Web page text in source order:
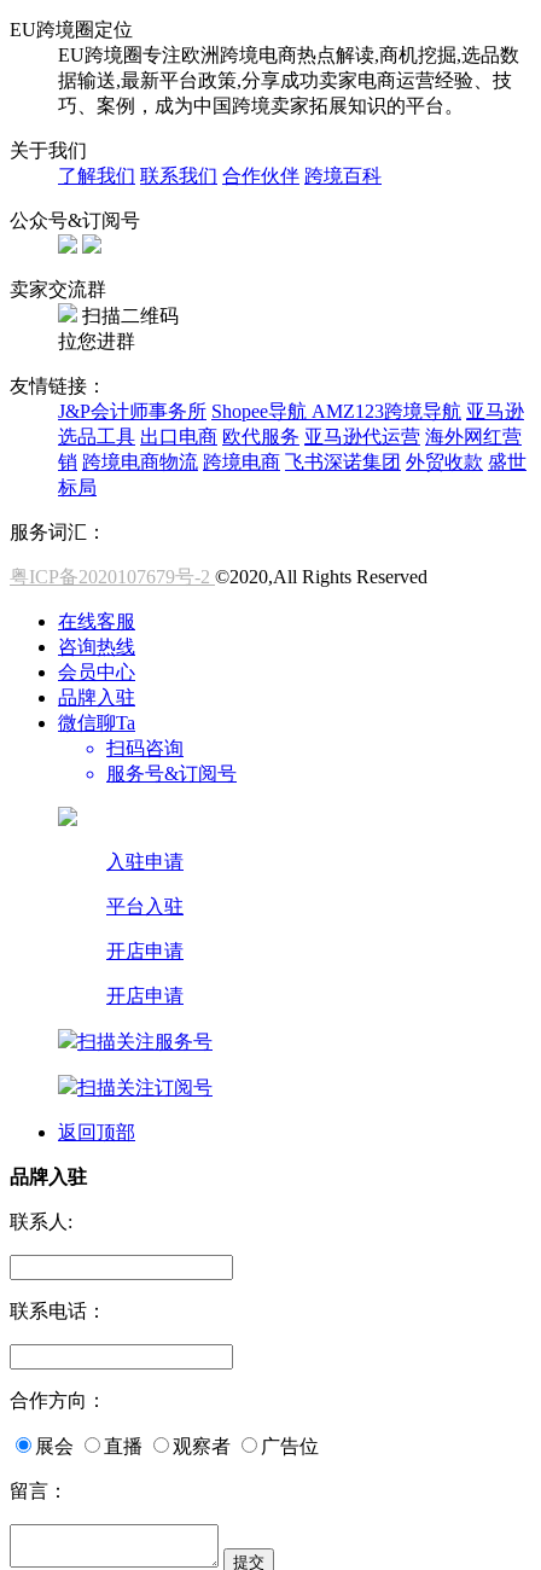
EU跨境圈定位
EU跨境圈专注欧洲跨境电商热点解读,商机挖掘,选品数
据输送,最新平台政策,分享成功卖家电商运营经验、技
巧、案例，成为中国跨境卖家拓展知识的平台。
关于我们
了解我们 联系我们 合作伙伴 跨境百科
公众号&订阅号
卖家交流群
扫描二维码
拉您进群
友情链接：
J&P会计师事务所 Shopee导航 AMZ123跨境导航 亚马逊
选品工具 出口电商 欧代服务 亚马逊代运营 海外网红营
销 跨境电商物流 跨境电商 飞书深诺集团 外贸收款 盛世
标局
服务词汇：
粤ICP备2020107679号-2 ©2020,All Rights Reserved
在线客服
咨询热线
会员中心
品牌入驻
微信聊Ta
扫码咨询
服务号&订阅号
入驻申请
平台入驻
开店申请
开店申请
扫描关注服务号
扫描关注订阅号
返回顶部
品牌入驻
联系人:
联系电话：
合作方向：
展会 直播 观察者 广告位
留言：